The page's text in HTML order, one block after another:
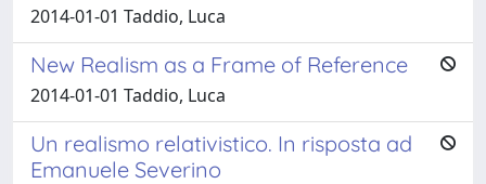
2014-01-01 Taddio, Luca
New Realism as a Frame of Reference
2014-01-01 Taddio, Luca
Un realismo relativistico. In risposta ad
Emanuele Severino